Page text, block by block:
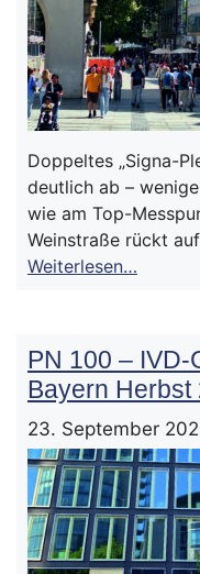
Doppeltes „Signa-
deutlich ab –
wie am Top-
Weinstraße rückt
Weiterlesen…
PN 100 –
Bayern Herbst
23. September